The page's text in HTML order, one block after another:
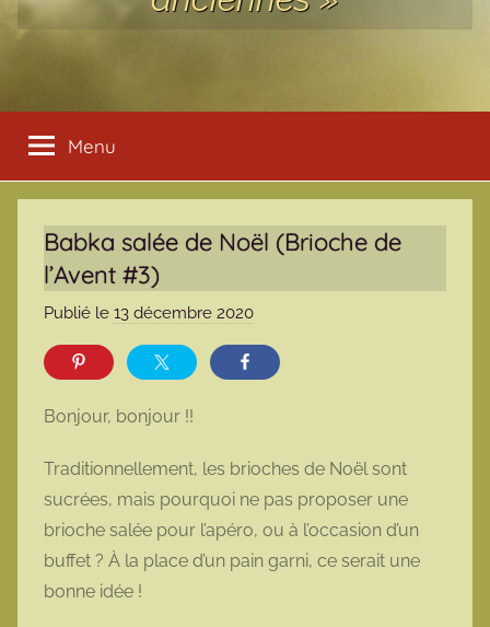
Menu
Babka salée de Noël (Brioche de
l’Avent #3)
Publié le 13 décembre 2020
a
o
t
t
Bonjour, bonjour !!
Traditionnellement, les brioches de Noël sont
sucrées, mais pourquoi ne pas proposer une
brioche salée pour l’apéro, ou à l’occasion d’un
buffet ? À la place d’un pain garni, ce serait une
bonne idée !